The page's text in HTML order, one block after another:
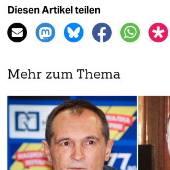
Diesen Artikel teilen
Mehr zum Thema